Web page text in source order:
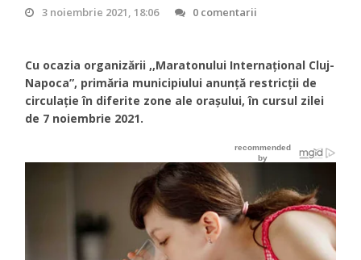
3 noiembrie 2021, 18:06 0 comentarii
Cu ocazia organizării ,,Maratonului Internațional Cluj-
Napoca”, primăria municipiului anunță restricții de
circulație în diferite zone ale orașului, în cursul zilei
de 7 noiembrie 2021.